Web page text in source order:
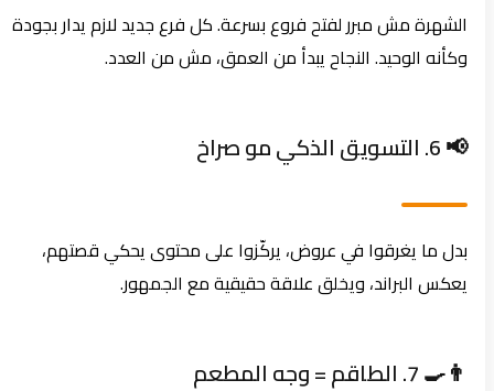
الشهرة مش مبرر لفتح فروع بسرعة. كل فرع جديد لازم يدار بجودة
وكأنه الوحيد. النجاح يبدأ من العمق، مش من العدد.
📢 6. التسويق الذكي مو صراخ
بدل ما يغرقوا في عروض، يركّزوا على محتوى يحكي قصتهم،
يعكس البراند، ويخلق علاقة حقيقية مع الجمهور.
👨‍🍳 7. الطاقم = وجه المطعم